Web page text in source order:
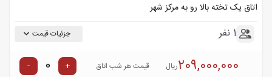
اتاق یک تخته بالا رو به مرکز شهر
1 نفر جزئیات قیمت
209,000,000ریال قیمت هر شب اتاق +
-